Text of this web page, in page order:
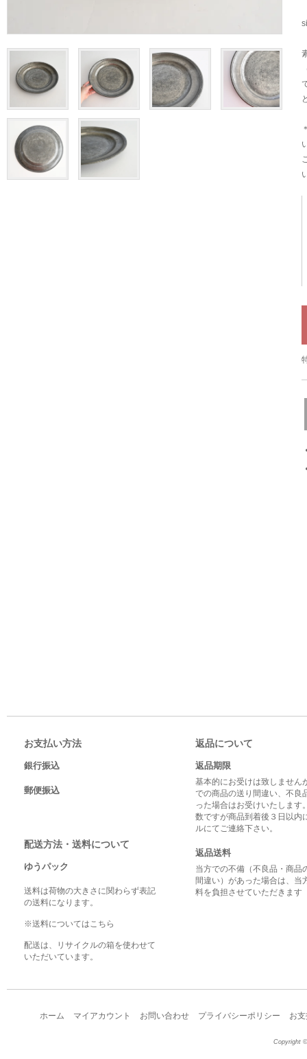
お支払い方法
銀行振込
郵便振込
配送方法・送料について
ゆうパック
送料は荷物の大きさに関わらず表記
の送料になります。
※送料についてはこちら
配送は、リサイクルの箱を使わせて
いただいています。
返品について
返品期限
基本的にお受けは致しません
での商品の送り間違い、不良
った場合はお受けいたします
数ですが商品到着後３日以内
ルにてご連絡下さい。
返品送料
当方での不備（不良品・商品
間違い）があった場合は、当
料を負担させていただきます
ホーム マイアカウント お問い合わせ プライバシーポリシー お
Copyright